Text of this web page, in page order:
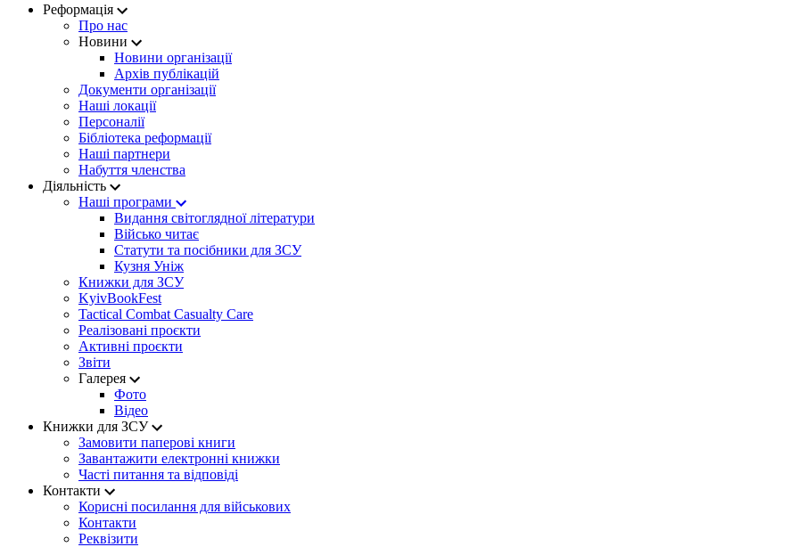
Реформація
Про нас
Новини
Новини організації
Архів публікацій
Документи організації
Наші локації
Персоналії
Бібліотека реформації
Наші партнери
Набуття членства
Діяльність
Наші програми
Видання світоглядної літератури
Військо читає
Статути та посібники для ЗСУ
Кузня Уніж
Книжки для ЗСУ
KyivBookFest
Tactical Combat Casualty Care
Реалізовані проєкти
Активні проєкти
Звіти
Галерея
Фото
Відео
Книжки для ЗСУ
Замовити паперові книги
Завантажити електронні книжки
Часті питання та відповіді
Контакти
Корисні посилання для військових
Контакти
Реквізити